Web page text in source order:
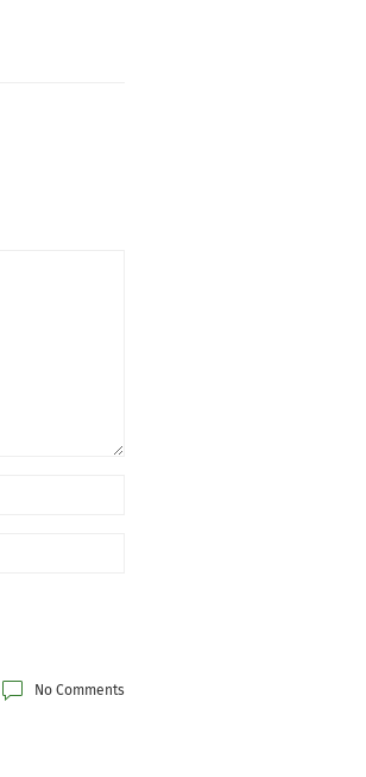
No Comments